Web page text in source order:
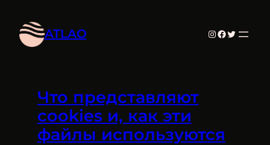
contenu
ATLAO Instagram
Facebook
Twitter
Что представляют
cookies и, как эти
файлы используются